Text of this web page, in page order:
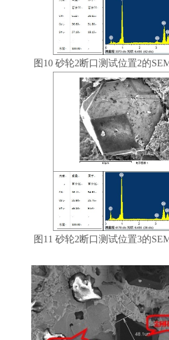
图10 砂轮2断口测试位置2的
图11 砂轮2断口测试位置3的